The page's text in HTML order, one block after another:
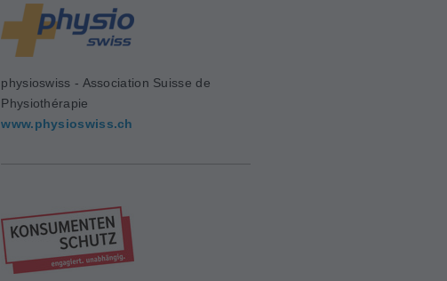
physioswiss - Association Suisse de
Physiothérapie
www.physioswiss.ch